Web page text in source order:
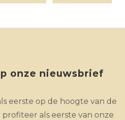
onze nieuwsbrief
eerste op de hoogte van de
als eerste van onze